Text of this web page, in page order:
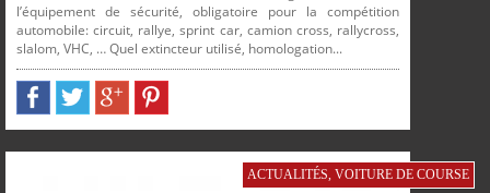
SUR SUR SUR SUR
l’équipement de sécurité, obligatoire pour la compétition
automobile: circuit, rallye, sprint car, camion cross, rallycross,
slalom, VHC, … Quel extincteur utilisé, homologation...
ACTUALITÉS, VOITURE DE COURSE